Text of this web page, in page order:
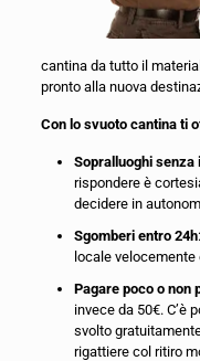
cantina da tutto il
pronto alla nuova
Con lo svuoto cantina ti
Sopralluoghi senza
rispondere è
decidere in
Sgomberi entro 24h
locale
Pagare poco o non
invece da 50€. C’è
svolto
rigattiere col ritiro